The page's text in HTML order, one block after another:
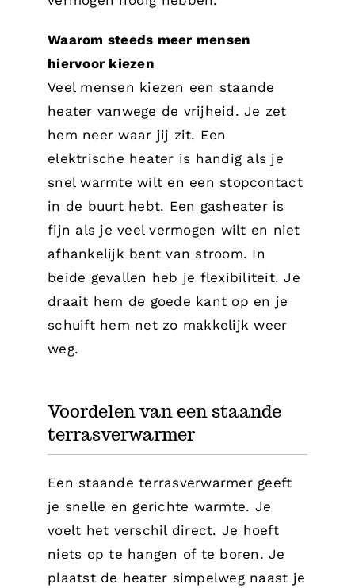
Waarom steeds meer mensen
hiervoor kiezen
Veel mensen kiezen een staande
heater vanwege de vrijheid. Je zet
hem neer waar jij zit. Een
elektrische heater is handig als je
snel warmte wilt en een stopcontact
in de buurt hebt. Een gasheater is
fijn als je veel vermogen wilt en niet
afhankelijk bent van stroom. In
beide gevallen heb je flexibiliteit. Je
draait hem de goede kant op en je
schuift hem net zo makkelijk weer
weg.
Voordelen van een staande
terrasverwarmer
Een staande terrasverwarmer geeft
je snelle en gerichte warmte. Je
voelt het verschil direct. Je hoeft
niets op te hangen of te boren. Je
plaatst de heater simpelweg naast je